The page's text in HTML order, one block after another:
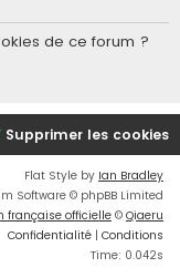
de ce forum ?
Supprimer les cookies
Flat Style by Ian Bradley
Software © phpBB Limited
française officielle © Qiaeru
Confidentialité | Conditions
Time: 0.042s